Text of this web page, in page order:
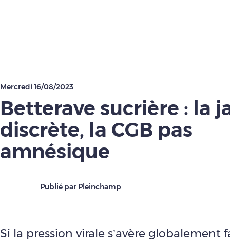
Mercredi 16/08/2023
Betterave sucrière : la
discrète, la CGB pas
amnésique
Publié par Pleinchamp
Si la pression virale s’avère globalement